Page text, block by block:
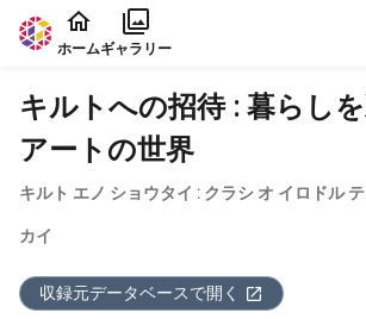
本文に飛ぶ
ホームギャラリー
キルトへの招待 : 暮らし
アートの世界
キルト エノ ショウタイ : クラシ オ イロドル
カイ
収録元データベースで開く